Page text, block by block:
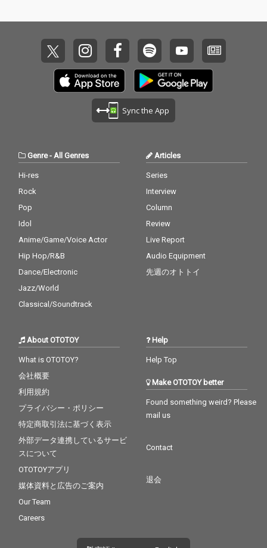
Sync the App
Genre- All Genres
Hi-res
Rock
Pop
Idol
Anime/Game/Voice Actor
Hip Hop/R&B
Dance/Electronic
Jazz/World
Classical/Soundtrack
Articles
Series
Interview
Column
Review
Live Report
Audio Equipment
先週のオトトイ
About OTOTOY
What is OTOTOY?
会社概要
利用規約
プライバシー・ポリシー
特定商取引法に基づく表示
外部データ連携しているサービ
スについて
OTOTOYアプリ
媒体資料と広告のご案内
Our Team
Careers
Help
Help Top
Make OTOTOY better
Found something weird? Please
mail us
Contact
退会